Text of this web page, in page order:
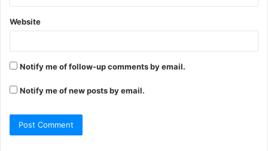
Website
Notify me of follow-up comments by email.
Notify me of new posts by email.